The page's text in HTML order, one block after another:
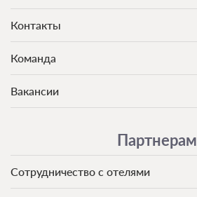
Контакты
Команда
Вакансии
Партнерам
Сотрудничество с отелями